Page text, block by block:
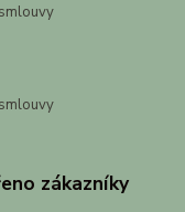
zákazníky